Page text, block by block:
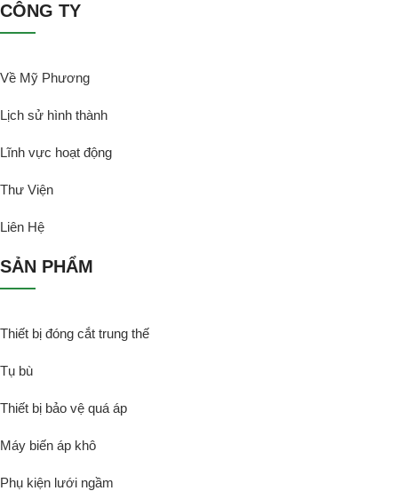
CÔNG TY
Về Mỹ Phương
Lịch sử hình thành
Lĩnh vực hoạt động
Thư Viện
Liên Hệ
SẢN PHẨM
Thiết bị đóng cắt trung thế
Tụ bù
Thiết bị bảo vệ quá áp
Máy biến áp khô
Phụ kiện lưới ngầm